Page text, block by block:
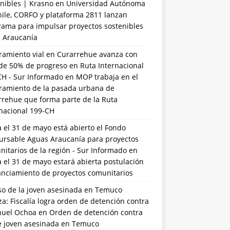
| Krasnoen Universidad Autónoma
CORFO y plataforma 2811 lanzan
para impulsar proyectos sostenibles
Araucanía
vial en Curarrehue avanza con
50% de progreso en Ruta Internacional
- Sur Informadoen MOP trabaja en el
de la pasada urbana de
que forma parte de la Ruta
199-CH
el 31 de mayo está abierto el Fondo
Aguas Araucanía para proyectos
de la región - Sur Informadoen
el 31 de mayo estará abierta postulación
de proyectos comunitarios
de la joven asesinada en Temuco
Fiscalía logra orden de detención contra
Ochoa en Orden de detención contra
joven asesinada en Temuco